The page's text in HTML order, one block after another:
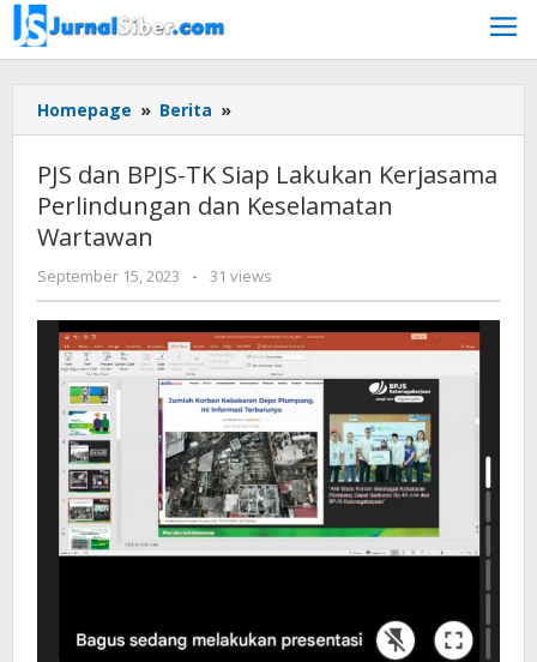
Skip
to
content
Homepage » Berita »
dan
TK
Siap
Perlindungan
dan
Keselamatan
Wartawan
PJS dan BPJS-TK Siap Lakukan Kerjasama
Perlindungan dan Keselamatan
Wartawan
September 15, 2023
by
Jurnalsiber
- 31 views